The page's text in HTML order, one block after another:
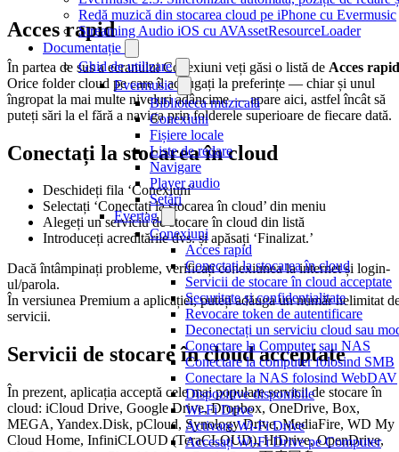
Redă muzică din stocarea cloud pe iPhone cu Evermusic
Streaming Audio iOS cu AVAssetResourceLoader
Documentație
Ghid de utilizare
Evermusic
Biblioteca muzicală
Conexiuni
Fișiere locale
Liste de redare
Navigare
Player audio
Setări
Evertag
Conexiuni
Acces rapid
Conectați la stocarea în cloud
Servicii de stocare în cloud acceptate
Securitate și confidențialitate
Revocare token de autentificare
Deconectați un serviciu cloud sau
Conectare la Computer sau NAS
Conectare la computer folosind SMB
Conectare la NAS folosind WebDAV
Dispozitive disponibile
Wi-Fi Drive
Activare Wi-Fi Drive
Accesați Wi-Fi Drive pe Computer
Acces rapid
În partea de sus a ecranului Conexiuni veți găsi o listă de Acces rapid
Orice folder cloud pe care îl adăugați la preferințe — chiar și unul
îngropat la mai multe niveluri adâncime — apare aici, astfel încât să
puteți sări la el fără a naviga prin folderele superioare de fiecare dată.
Conectați la stocarea în cloud
Deschideți fila ‘Conexiuni’
Selectați ‘Conectați la stocarea în cloud’ din meniu
Alegeți un serviciu de stocare în cloud din listă
Introduceți acreditările dvs. și apăsați ‘Finalizat.’
Dacă întâmpinați probleme, verificați conexiunea la internet și login-
ul/parola.
În versiunea Premium a aplicației, puteți adăuga un număr nelimitat
servicii.
Servicii de stocare în cloud acceptate
În prezent, aplicația acceptă cele mai populare servicii de stocare în
cloud: iCloud Drive, Google Drive, Dropbox, OneDrive, Box,
MEGA, Yandex.Disk, pCloud, Synology Drive, MediaFire, WD My
Cloud Home, InfiniCLOUD (TeraCLOUD), HiDrive, OpenDrive,